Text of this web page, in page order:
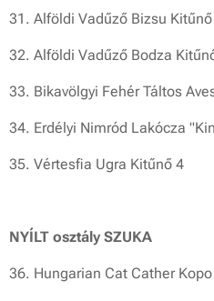
31. Alföldi Vadűző Bizsu Kitűnő
32. Alföldi Vadűző Bodza
33. Bikavölgyi Fehér Táltos
34. Erdélyi Nimród Lakócza
35. Vértesfia Ugra Kitűnő 4
NYÍLT osztály SZUKA
36. Hungarian Cat Cather